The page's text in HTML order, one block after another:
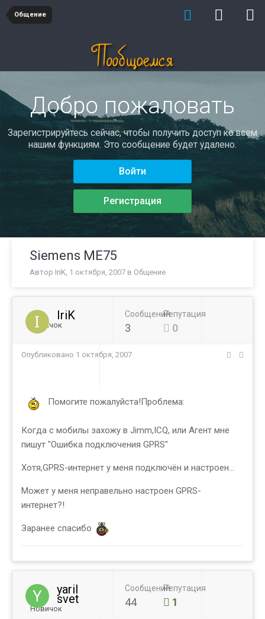
Общение
Добро пожаловать
Зарегистрируйтесь сейчас, чтобы получить доступ ко всем
нашим функциям. Это сообщение будет удалено.
Войти
Регистрация
Siemens ME75
Автор IriK, 1 октября, 2007 в Общение
IriK
Новичок
Сообщений
3
Репутация
0
Опубликовано 1 октября, 2007
Помогите пожалуйста!Проблема:
Когда с мобилы захожу в Jimm,ICQ, или Агент мне
пишут "Ошибка подключения GPRS"
Хотя,GPRS-интернет у меня подключён и настроен...
Может у меня неправельно настроен GPRS-
интернет?!
Заранее спасибо
yaril
svet
Новичок
Сообщений
44
Репутация
1